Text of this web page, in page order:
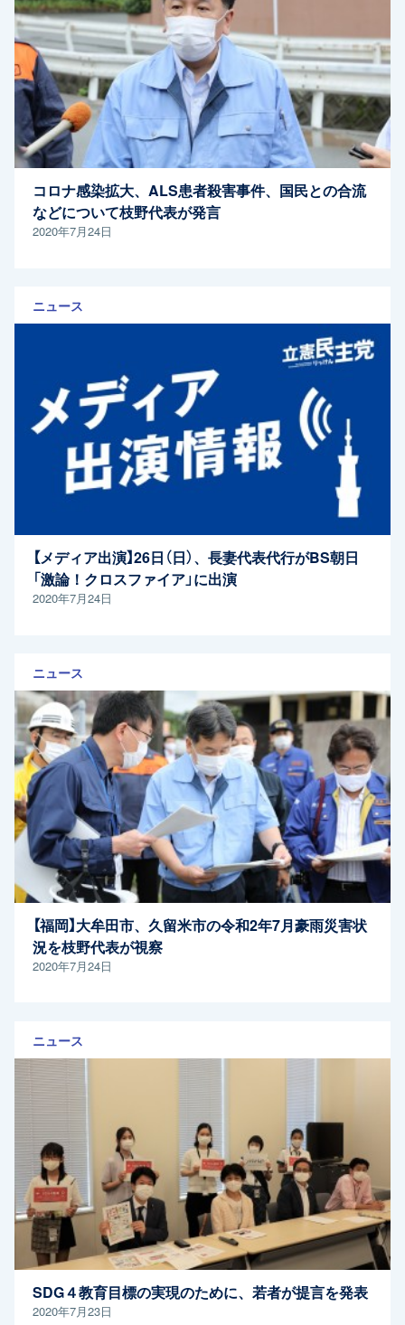
コロナ感染拡大、ALS患者殺害事件、国民との合流
などについて枝野代表が発言
2020年7月24日
ニュース
【メディア出演】26日（日）、長妻代表代行がBS朝日
「激論！クロスファイア」に出演
2020年7月24日
ニュース
【福岡】大牟田市、久留米市の令和2年7月豪雨災害状
況を枝野代表が視察
2020年7月24日
ニュース
SDG４教育目標の実現のために、若者が提言を発表
2020年7月23日